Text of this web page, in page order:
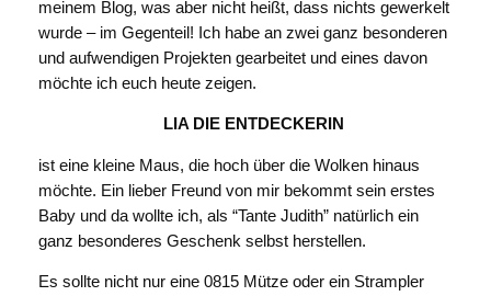
meinem Blog, was aber nicht heißt, dass nichts gewerkelt
wurde – im Gegenteil! Ich habe an zwei ganz besonderen
und aufwendigen Projekten gearbeitet und eines davon
möchte ich euch heute zeigen.
LIA DIE ENTDECKERIN
ist eine kleine Maus, die hoch über die Wolken hinaus
möchte. Ein lieber Freund von mir bekommt sein erstes
Baby und da wollte ich, als “Tante Judith” natürlich ein
ganz besonderes Geschenk selbst herstellen.
Es sollte nicht nur eine 0815 Mütze oder ein Strampler